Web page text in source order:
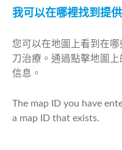
我可以在哪裡找到提
您可以在地圖上看到在
刀治療。通過點擊地圖
信息。
The map ID you have
a map ID that exists.